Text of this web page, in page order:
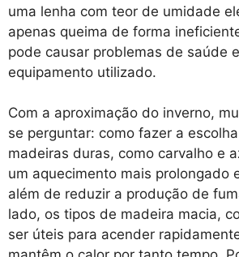
uma lenha com teor de umidade
apenas queima de forma
pode causar problemas de saúde
equipamento utilizado.
Com a aproximação do inverno,
se perguntar: como fazer a
madeiras duras, como carvalho e
um aquecimento mais prolongado
além de reduzir a produção de
lado, os tipos de madeira macia,
ser úteis para acender